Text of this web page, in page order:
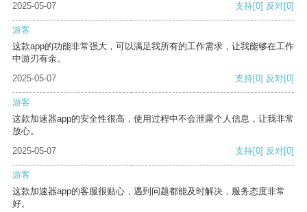
2025-05-07
支持[0] 反对[0]
游客
这款app的功能非常强大，可以满足我所有的工作需求，让我能够在工作
中游刃有余。
2025-05-07
支持[0] 反对[0]
游客
这款加速器app的安全性很高，使用过程中不会泄露个人信息，让我非常
放心。
2025-05-07
支持[0] 反对[0]
游客
这款加速器app的客服很贴心，遇到问题都能及时解决，服务态度非常
好。